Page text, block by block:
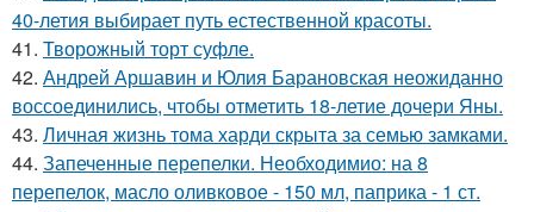
40-летия выбирает путь естественной красоты.
41. Творожный торт суфле.
42. Андрей Аршавин и Юлия Барановская неожиданно
воссоединились, чтобы отметить 18-летие дочери Яны.
43. Личная жизнь тома харди скрыта за семью замками.
44. Запеченные перепелки. Необходимио: на 8
перепелок, масло оливковое - 150 мл, паприка - 1 ст.